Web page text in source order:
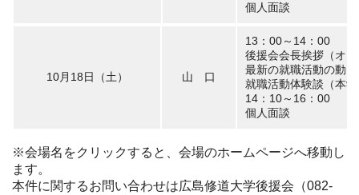
個人面談
10月18日（土） 山 口
13：00～14：00
後援会会長挨拶（オ
最新の就職活動の動
就職活動体験談（本
14：10～16：00
個人面談
※会場名をクリックすると、会場のホームページへ移動し
ます。
本件に関するお問い合わせは広島修道大学後援会（082-